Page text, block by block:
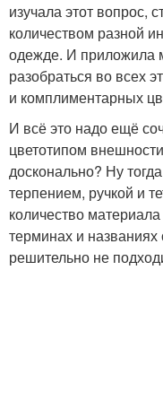
изучала этот вопрос,
количеством разной
одежде. И приложила
разобраться во всех
и комплиментарных
И всё это надо ещё
цветотипом
досконально? Ну
терпением, ручкой и
количество
терминах и
решительно не